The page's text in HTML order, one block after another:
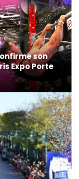
son
Expo Porte